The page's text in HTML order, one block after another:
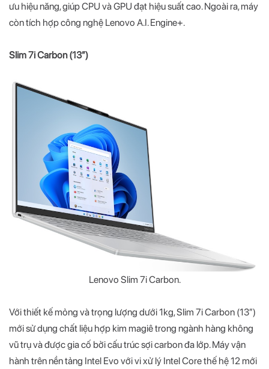
ưu hiệu năng, giúp CPU và GPU đạt hiệu suất cao. Ngoài ra, máy
còn tích hợp công nghệ Lenovo A.I. Engine+.
Slim 7i Carbon (13”)
Lenovo Slim 7i Carbon.
Với thiết kế mỏng và trọng lượng dưới 1kg, Slim 7i Carbon (13”)
mới sử dụng chất liệu hợp kim magiê trong ngành hàng không
vũ trụ và được gia cố bởi cấu trúc sợi carbon đa lớp. Máy vận
hành trên nền tảng Intel Evo với vi xử lý Intel Core thế hệ 12 mới